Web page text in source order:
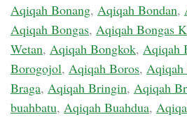
Aqiqah Bonang, Aqiqah Bondan,
Aqiqah Bongas, Aqiqah Bongas
Wetan, Aqiqah Bongkok, Aqiqah
Borogojol, Aqiqah Boros, Aqiqah
Braga, Aqiqah Bringin, Aqiqah
buahbatu, Aqiqah Buahdua,